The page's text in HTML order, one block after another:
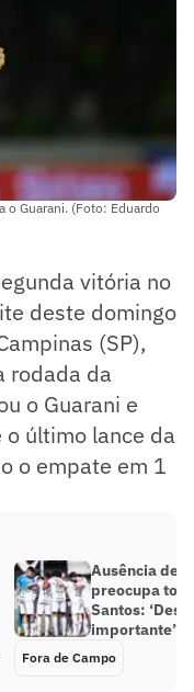
o Guarani. (Foto: Eduardo
vitória no
deste domingo
(SP),
rodada da
o Guarani e
último lance da
o empate em 1
Ausência de
preocupa
Santos:
importante’
Fora de Campo